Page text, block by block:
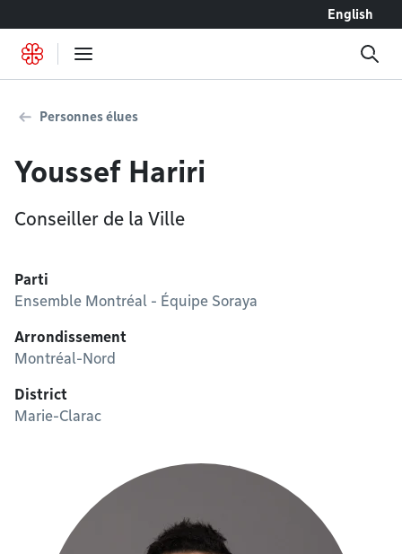
English
Personnes élues
Youssef Hariri
Conseiller de la Ville
Parti
Ensemble Montréal - Équipe Soraya
Arrondissement
Montréal-Nord
District
Marie-Clarac